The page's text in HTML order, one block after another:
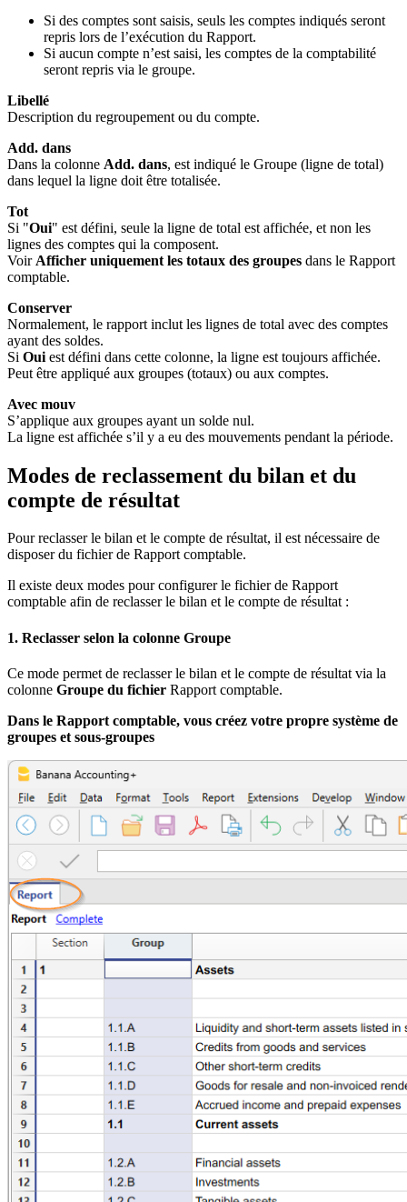
Si des comptes sont saisis, seuls les comptes indiqués seront
repris lors de l’exécution du Rapport.
Si aucun compte n’est saisi, les comptes de la comptabilité
seront repris via le groupe.
Libellé
Description du regroupement ou du compte.
Add. dans
Dans la colonne Add. dans, est indiqué le Groupe (ligne de total)
dans lequel la ligne doit être totalisée.
Tot
Si "Oui" est défini, seule la ligne de total est affichée, et non les
lignes des comptes qui la composent.
Voir Afficher uniquement les totaux des groupes dans le Rapport
comptable.
Conserver
Normalement, le rapport inclut les lignes de total avec des comptes
ayant des soldes.
Si Oui est défini dans cette colonne, la ligne est toujours affichée.
Peut être appliqué aux groupes (totaux) ou aux comptes.
Avec mouv
S’applique aux groupes ayant un solde nul.
La ligne est affichée s’il y a eu des mouvements pendant la période.
Modes de reclassement du bilan et du
compte de résultat
Pour reclasser le bilan et le compte de résultat, il est nécessaire de
disposer du fichier de Rapport comptable.
Il existe deux modes pour configurer le fichier de Rapport
comptable afin de reclasser le bilan et le compte de résultat :
1. Reclasser selon la colonne Groupe
Ce mode permet de reclasser le bilan et le compte de résultat via la
colonne Groupe du fichier Rapport comptable.
Dans le Rapport comptable, vous créez votre propre système de
groupes et sous-groupes